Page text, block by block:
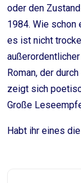
oder den
1984. Wie schon
es ist nicht
Roman, der
zeigt sich
Große
Habt ihr eines